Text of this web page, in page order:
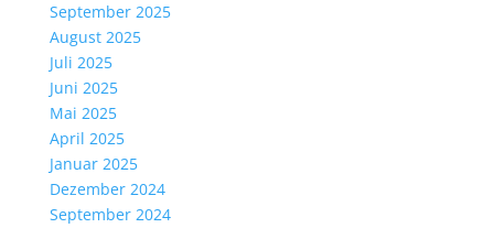
September 2025
August 2025
Juli 2025
Juni 2025
Mai 2025
April 2025
Januar 2025
Dezember 2024
September 2024